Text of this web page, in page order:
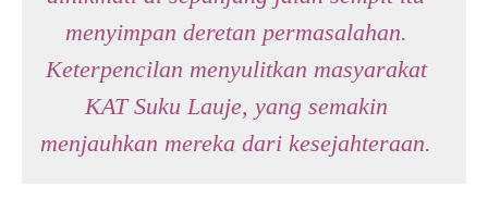
menyimpan deretan permasalahan.
Keterpencilan menyulitkan masyarakat
KAT Suku Lauje, yang semakin
menjauhkan mereka dari kesejahteraan.